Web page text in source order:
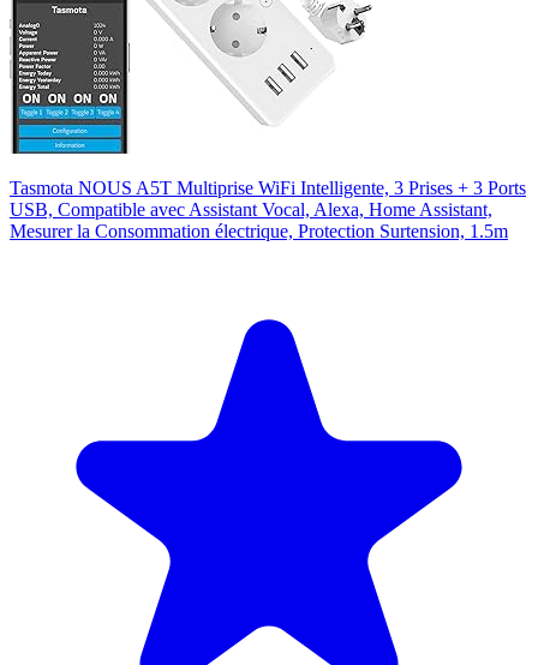
Tasmota NOUS A5T Multiprise WiFi Intelligente, 3 Prises + 3 Ports
USB, Compatible avec Assistant Vocal, Alexa, Home Assistant,
Mesurer la Consommation électrique, Protection Surtension, 1.5m